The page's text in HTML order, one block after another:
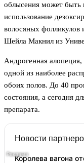
облысения может быть
использование
волосяных фолликулов
Шейла Макнил из
Андрогенная алопеция,
одной из наиболее
обоих полов. До 40
состояния, а сегодня
препарата.
Новости
Королева вагона